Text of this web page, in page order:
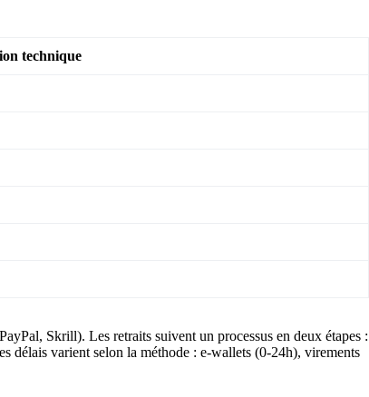
technique
Skrill). Les retraits suivent un processus en deux étapes :
délais varient selon la méthode : e-wallets (0-24h), virements